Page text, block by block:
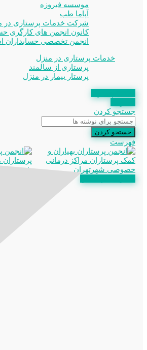
موسسه فیروزه
آپاما طب
شرکت خدمات پرستاری در
کانون انجمن های کارگری
انجمن تخصصی حسابداران
خدمات پرستاری در منزل
پرستاری از سالمند
پرستار بیمار در منزل
جستجو کردن
جستجو کردن
فهرست